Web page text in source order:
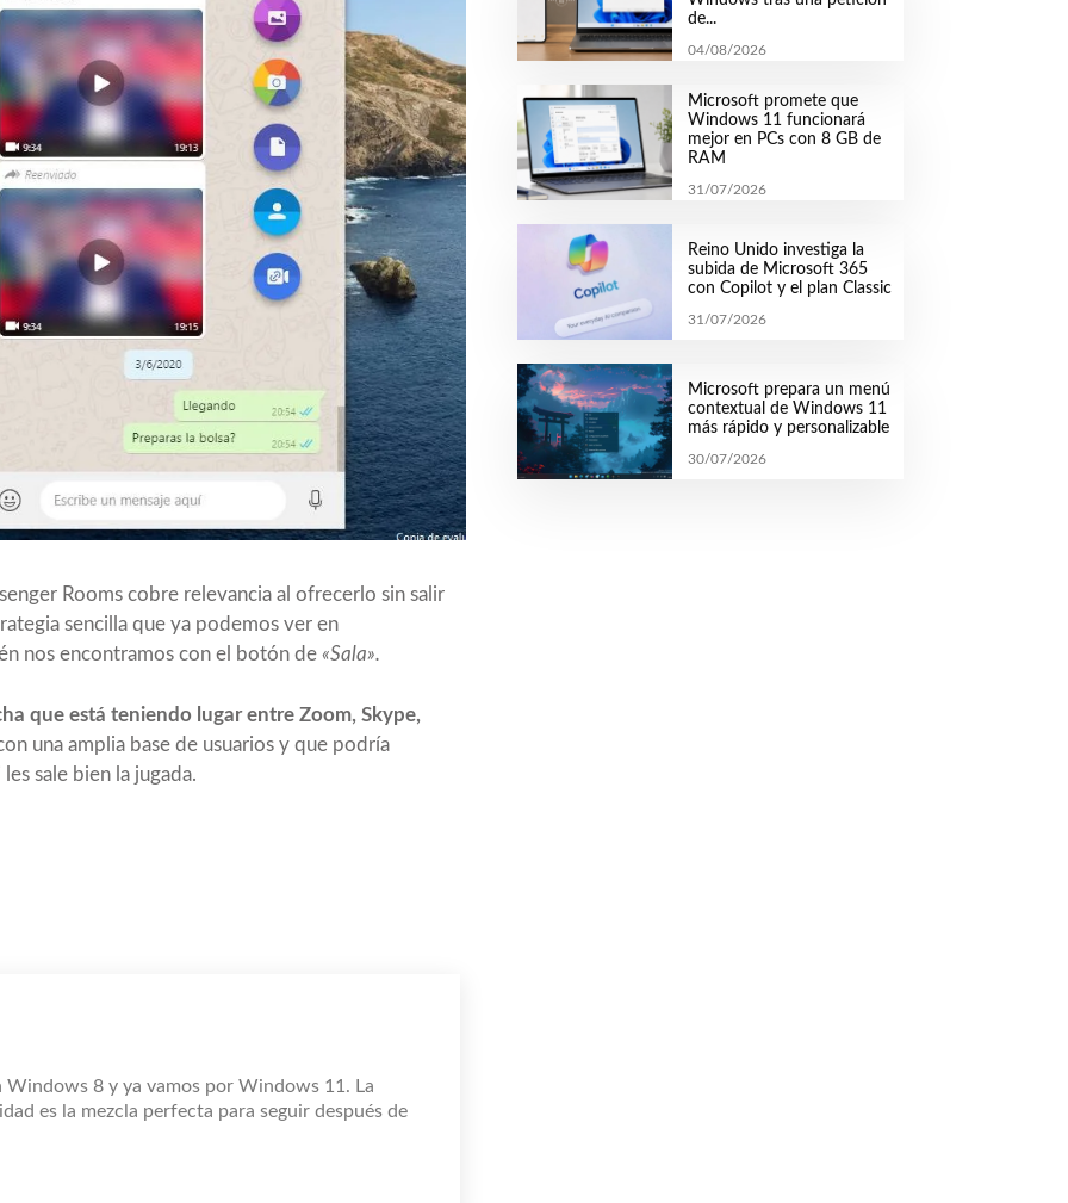
Rooms cobre relevancia al ofrecerlo sin salir
sencilla que ya podemos ver en
nos encontramos con el botón de «Sala».
que está teniendo lugar entre Zoom, Skype,
una amplia base de usuarios y que podría
sale bien la jugada.
Windows 8 y ya vamos por Windows 11. La
es la mezcla perfecta para seguir después de
de...
04/08/2026
Microsoft promete que
Windows 11 funcionará
mejor en PCs con 8 GB de
RAM
31/07/2026
Reino Unido investiga la
subida de Microsoft 365
con Copilot y el plan Classic
31/07/2026
Microsoft prepara un menú
contextual de Windows 11
más rápido y personalizable
30/07/2026